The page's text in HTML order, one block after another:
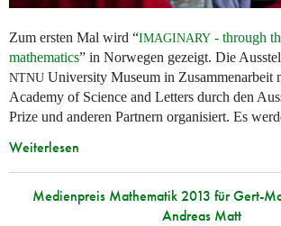
Zum ersten Mal wird “IMAGINARY - through
mathematics” in Norwegen gezeigt. Die
NTNU University Museum in Zusammenarbeit
Academy of Science and Letters durch den
Prize und anderen Partnern organisiert. Es
Weiterlesen
Medienpreis Mathematik 2013 für Gert-
Andreas Matt